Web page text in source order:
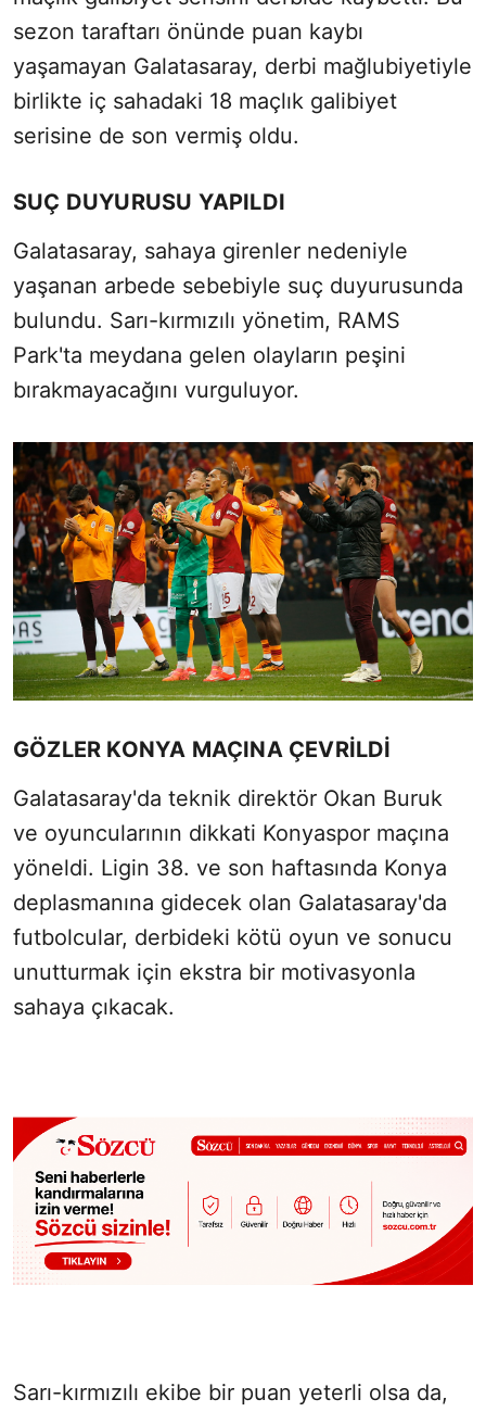
sezon taraftarı önünde puan kaybı
yaşamayan Galatasaray, derbi mağlubiyetiyle
birlikte iç sahadaki 18 maçlık galibiyet
serisine de son vermiş oldu.
SUÇ DUYURUSU YAPILDI
Galatasaray, sahaya girenler nedeniyle
yaşanan arbede sebebiyle suç duyurusunda
bulundu. Sarı-kırmızılı yönetim, RAMS
Park'ta meydana gelen olayların peşini
bırakmayacağını vurguluyor.
GÖZLER KONYA MAÇINA ÇEVRİLDİ
Galatasaray'da teknik direktör Okan Buruk
ve oyuncularının dikkati Konyaspor maçına
yöneldi. Ligin 38. ve son haftasında Konya
deplasmanına gidecek olan Galatasaray'da
futbolcular, derbideki kötü oyun ve sonucu
unutturmak için ekstra bir motivasyonla
sahaya çıkacak.
Sarı-kırmızılı ekibe bir puan yeterli olsa da,